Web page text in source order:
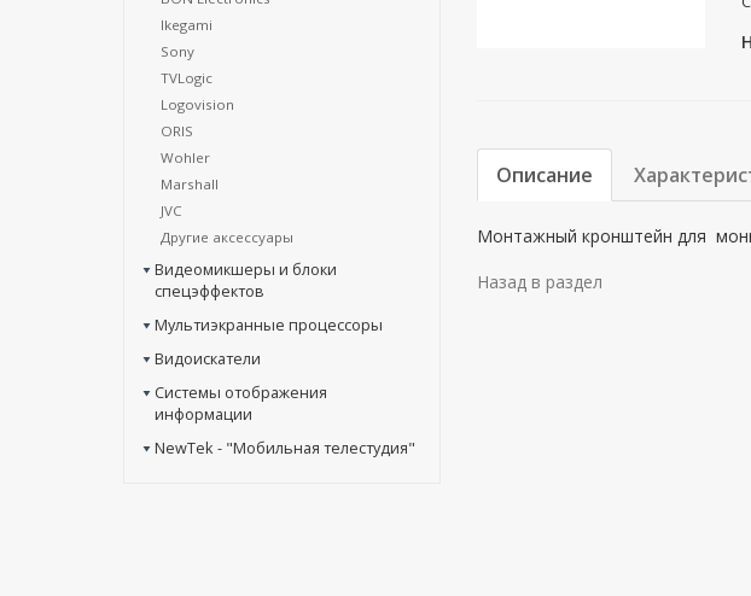
Ikegami
Sony
TVLogic
Logovision
ORIS
Wohler
Marshall
JVC
Другие аксессуары
Видеомикшеры и блоки
спецэффектов
Мультиэкранные процессоры
Видоискатели
Системы отображения
информации
NewTek - "Мобильная телестудия"
Описание
Монтажный кронштейн для
Назад в раздел